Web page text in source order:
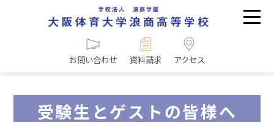
お問い合わせ 資料請求 アクセス
受験生とゲストの皆様へ